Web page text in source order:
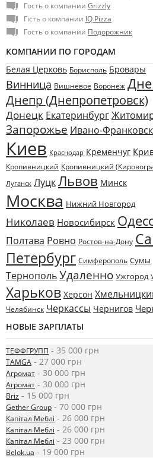
Гость о компании Grizzly
Гість о компании IQ Pizza
Гость о компании Подорожник
КОМПАНИИ ПО ГОРОДАМ
Белая Церковь Борисполь Бровары
Винница Вишневое Воронеж
Днепр (Днепропетровск)
Донецк Екатеринбург
Запорожье Ивано-Франковск
Киев Краснодар Кременчуг
Кропивницкий Кропивницкий
Луганск ЛуцкЛьвов Минск
Москва Нижний Новгород
Николаев Новосибирск
Полтава Ровно Ростов-на-Дону
Петербург Симферополь Сумы
ТернопольУдаленно Ужгород
Харьков Херсон
Челябинск Черкассы Чернигов
НОВЫЕ ЗАРПЛАТЫ
ТЕФФГРУПП - 35 000 грн
TAMGA - 27 000 грн
Агромат - 30 000 грн
Агромат - 30 000 грн
Briz - 15 000 грн
Gether Group - 70 000 грн
Капітал Меблі - 26 000 грн
Капітал Меблі - 26 000 грн
Капітал Меблі - 23 000 грн
Belok.ua - 19 000 грн